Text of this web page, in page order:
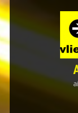
Skip
to
content